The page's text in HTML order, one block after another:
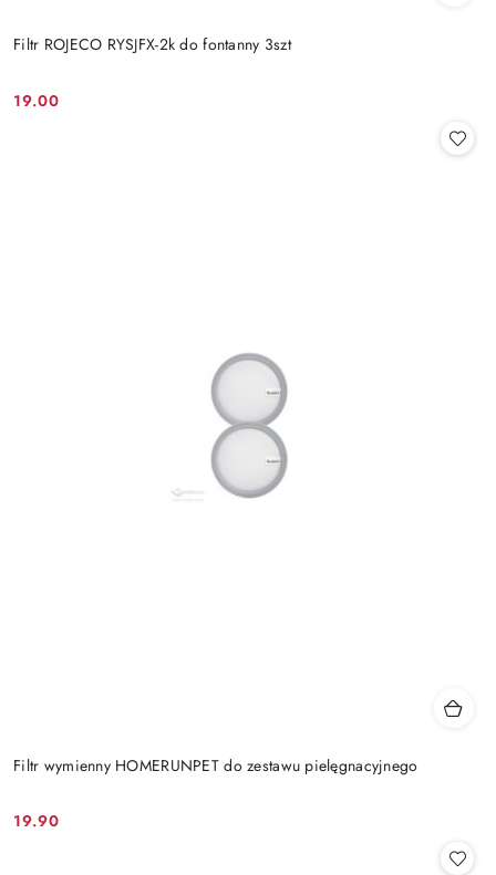
Filtr ROJECO RYSJFX-2k do fontanny 3szt
Cena:
19.00
Filtr wymienny HOMERUNPET do zestawu pielęgnacyjnego
Cena:
19.90